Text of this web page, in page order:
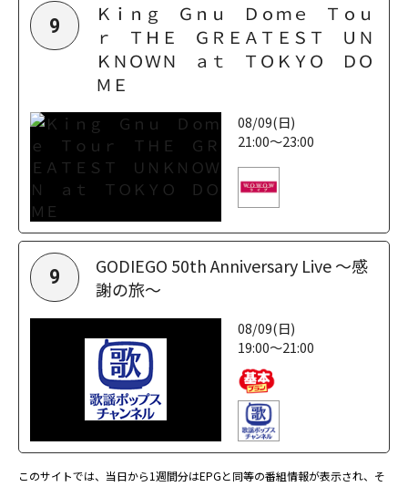
9
Ｋｉｎｇ Ｇｎｕ Ｄｏｍｅ Ｔｏｕ
ｒ ＴＨＥ ＧＲＥＡＴＥＳＴ ＵＮ
ＫＮＯＷＮ ａｔ ＴＯＫＹＯ ＤＯ
ＭＥ
08/09(日)
21:00～23:00
9
GODIEGO 50th Anniversary Live ～感
謝の旅～
08/09(日)
19:00～21:00
このサイトでは、当日から1週間分はEPGと同等の番組情報が表示され、そ